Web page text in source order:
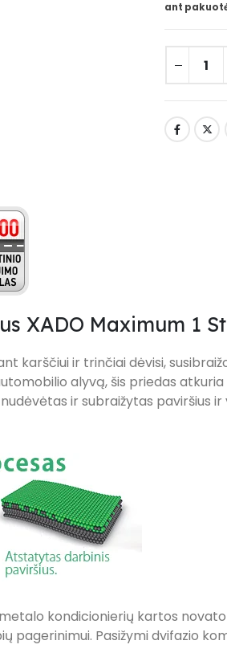
ant
XADO Maximum 1
karščiui ir trinčiai dėvisi,
alyvą, šis priedas
ir subraižytas paviršius
kondicionierių kartos
pagerinimui. Pasižymi dvifazio